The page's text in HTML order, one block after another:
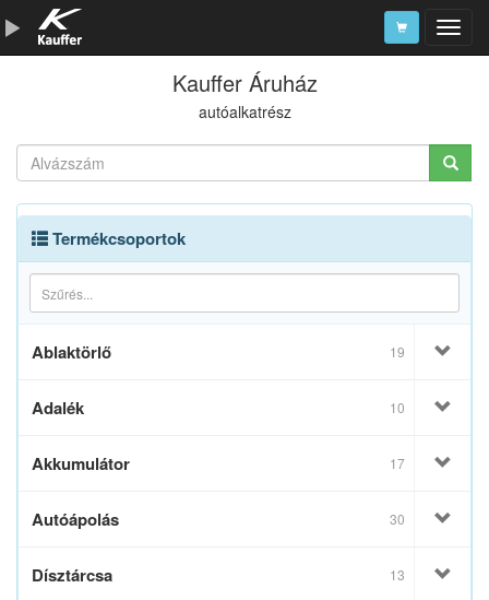
Szerszámkatalógus
Alkatrészek
Kauffer Áruház
autóalkatrész
Termékcsoportok
Ablaktörlő 19
Adalék 10
Akkumulátor 17
Autóápolás 30
Dísztárcsa 13